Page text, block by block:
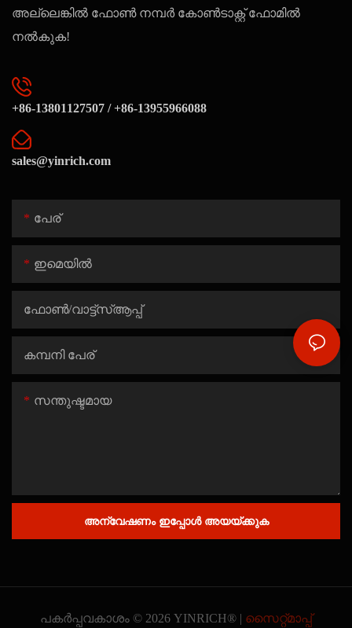
അല്ലെങ്കിൽ ഫോൺ നമ്പർ കോൺടാക്റ്റ് ഫോമിൽ
നൽകുക!
+86-13801127507 / +86-13955966088
sales@yinrich.com
പേര്
ഇമെയിൽ
ഫോൺ/വാട്ട്‌സ്ആപ്പ്
കമ്പനി പേര്
സന്തുഷ്ടമായ
അന്വേഷണം ഇപ്പോൾ അയയ്ക്കുക
പകർപ്പവകാശം © 2026 YINRICH® | സൈറ്റ്മാപ്പ്